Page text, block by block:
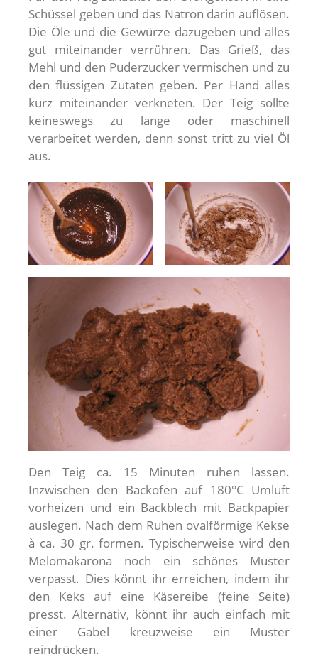
Schüssel geben und das Natron darin auflösen.
Die Öle und die Gewürze dazugeben und alles
gut miteinander verrühren. Das Grieß, das
Mehl und den Puderzucker vermischen und zu
den flüssigen Zutaten geben. Per Hand alles
kurz miteinander verkneten. Der Teig sollte
keineswegs zu lange oder maschinell
verarbeitet werden, denn sonst tritt zu viel Öl
aus.
Den Teig ca. 15 Minuten ruhen lassen.
Inzwischen den Backofen auf 180°C Umluft
vorheizen und ein Backblech mit Backpapier
auslegen. Nach dem Ruhen ovalförmige Kekse
à ca. 30 gr. formen. Typischerweise wird den
Melomakarona noch ein schönes Muster
verpasst. Dies könnt ihr erreichen, indem ihr
den Keks auf eine Käsereibe (feine Seite)
presst. Alternativ, könnt ihr auch einfach mit
einer Gabel kreuzweise ein Muster
reindrücken.